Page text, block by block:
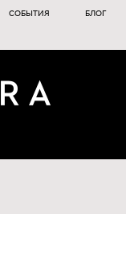
СОБЫТИЯ БЛОГ